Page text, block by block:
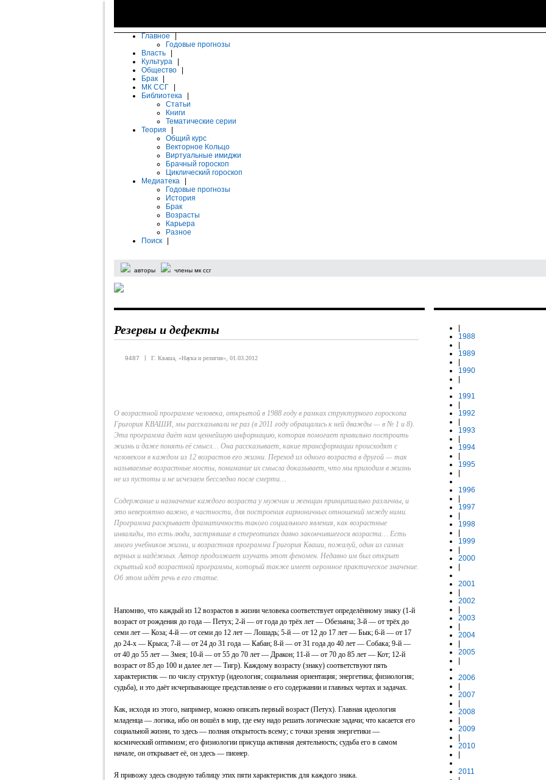
Главное
Годовые прогнозы
Власть
Культура
Общество
Брак
МК ССГ
Библиотека
Статьи
Книги
Тематические серии
Теория
Общий курс
Векторное Кольцо
Виртуальные имиджи
Брачный гороскоп
Циклический гороскоп
Медиатека
Годовые прогнозы
История
Брак
Возрасты
Карьера
Разное
Поиск
авторы члены мк ссг
Резервы и дефекты
9487 | Г. Кваша, «Наука и религия», 01.03.2012
О возрастной программе человека, открытой в 1988 году в рамках структурного гороскопа
Григория КВАШИ, мы рассказывали не раз (в 2011 году обращались к ней дважды — в № 1 и 8).
Эта программа даёт нам ценнейшую информацию, которая помогает правильно построить
жизнь и даже понять её смысл… Она рассказывает, какие трансформации происходят с
человеком в каждом из 12 возрастов его жизни. Переход из одного возраста в другой — так
называемые возрастные мосты, понимание их смысла доказывает, что мы приходим в жизнь
не из пустоты и не исчезаем бесследно после смерти…
Содержание и назначение каждого возраста у мужчин и женщин принципиально различны, и
это невероятно важно, в частности, для построения гармоничных отношений между ними.
Программа раскрывает драматичность такого социального явления, как возрастные
инвалиды, то есть люди, застрявшие в стереотипах давно закончившегося возраста… Есть
много учебников жизни, и возрастная программа Григория Кваши, пожалуй, один из самых
верных и надёжных. Автор продолжает изучать этот феномен. Недавно им был открыт
скрытый код возрастной программы, который также имеет огромное практическое значение.
Об этом идёт речь в его статье.
Напомню, что каждый из 12 возрастов в жизни человека соответствует определённому знаку (1‑й
возраст от рождения до года — Петух; 2‑й — от года до трёх лет — Обезьяна; 3‑й — от трёх до
семи лет — Коза; 4‑й — от семи до 12 лет — Лошадь; 5‑й — от 12 до 17 лет — Бык; 6‑й — от 17
до 24‑х — Крыса; 7‑й — от 24 до 31 года — Кабан; 8‑й — от 31 года до 40 лет — Собака; 9‑й —
от 40 до 55 лет — Змея; 10‑й — от 55 до 70 лет — Дракон; 11‑й — от 70 до 85 лет — Кот; 12‑й
возраст от 85 до 100 и далее лет — Тигр). Каждому возрасту (знаку) соответствуют пять
характеристик — по числу структур (идеология; социальная ориентация; энергетика; физиология;
судьба), и это даёт исчерпывающее представление о его содержании и главных чертах и задачах.
Как, исходя из этого, например, можно описать первый возраст (Петух). Главная идеология
младенца — логика, ибо он вошёл в мир, где ему надо решать логические задачи; что касается его
социальной жизни, то здесь — полная открытость всему; с точки зрения энергетики —
космический оптимизм; его физиологии присуща активная деятельность; судьба его в самом
начале, он открывает её, он здесь — пионер.
Я привожу здесь сводную таблицу этих пяти характеристик для каждого знака.
1988
1989
1990
1991
1992
1993
1994
1995
1996
1997
1998
1999
2000
2001
2002
2003
2004
2005
2006
2007
2008
2009
2010
2011